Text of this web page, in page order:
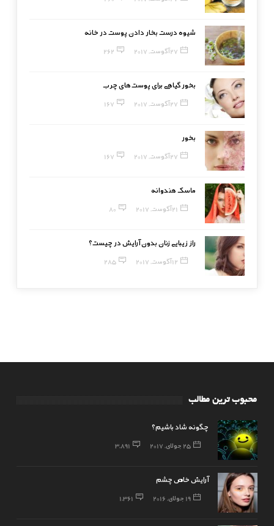
شیوه درست بخار دادن پوست در خانه
27 آگوست, 2017 262
بخور گیاهی برای پوست‌های چرب
27 آگوست, 2017 167
بخور
27 آگوست, 2017 167
ماسک هندوانه
21 آگوست, 2017 80
راز زیبایی زنان بدون آرایش در چیست؟
12 آگوست, 2017 285
محبوب ترین مطالب
چگونه شاد باشیم؟
25 جولای, 2017 3,891
آرایش خاص چشم
19 جولای, 2016 1,361